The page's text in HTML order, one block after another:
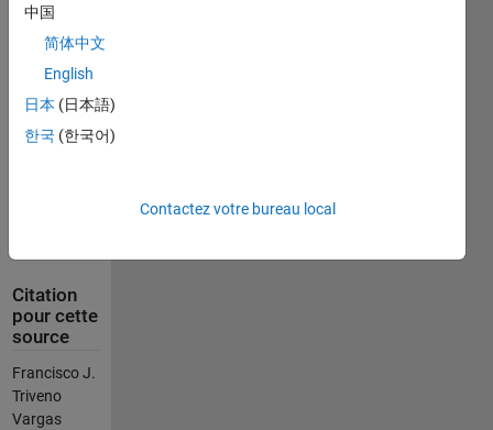
The
CSTR is a
process
widely
used in
the
chemical
Citation
pour cette
source
Francisco J.
Triveno
Vargas
中国
简体中文
English
日本 (日本語)
한국 (한국어)
Contactez votre bureau local